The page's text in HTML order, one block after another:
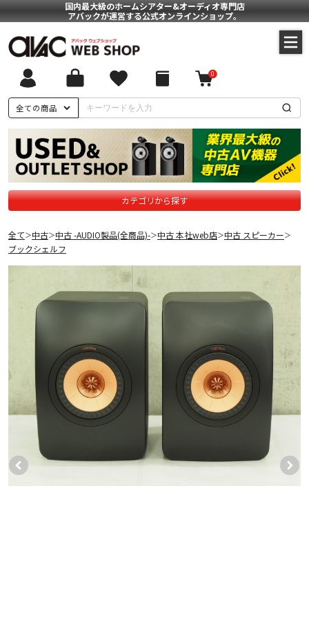
国内最大級のホームシアター&オーディオ専門店
アバックが運営する公式オンラインショップ。
全ての商品
0
カテゴリから探す
全て＞中古＞中古 -AUDIO製品(全商品)-＞中古 本社web店＞中古 スピーカー＞
ブックシェルフ